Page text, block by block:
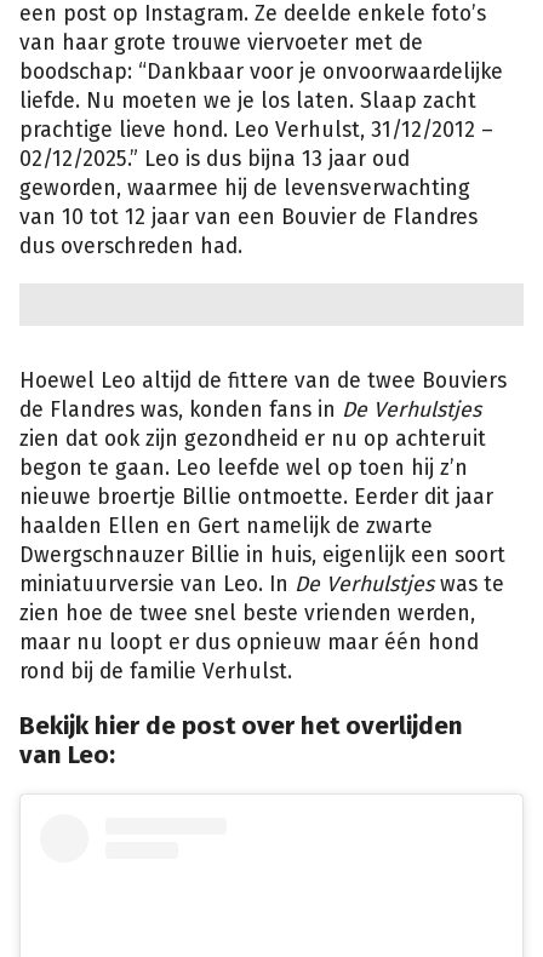
een post op Instagram. Ze deelde enkele foto’s
van haar grote trouwe viervoeter met de
boodschap: “Dankbaar voor je onvoorwaardelijke
liefde. Nu moeten we je los laten. Slaap zacht
prachtige lieve hond. Leo Verhulst, 31/12/2012 –
02/12/2025.” Leo is dus bijna 13 jaar oud
geworden, waarmee hij de levensverwachting
van 10 tot 12 jaar van een Bouvier de Flandres
dus overschreden had.
Hoewel Leo altijd de fittere van de twee Bouviers
de Flandres was, konden fans in De Verhulstjes
zien dat ook zijn gezondheid er nu op achteruit
begon te gaan. Leo leefde wel op toen hij z’n
nieuwe broertje Billie ontmoette. Eerder dit jaar
haalden Ellen en Gert namelijk de zwarte
Dwergschnauzer Billie in huis, eigenlijk een soort
miniatuurversie van Leo. In De Verhulstjeswas te
zien hoe de twee snel beste vrienden werden,
maar nu loopt er dus opnieuw maar één hond
rond bij de familie Verhulst.
Bekijk hier de post over het overlijden
van Leo: